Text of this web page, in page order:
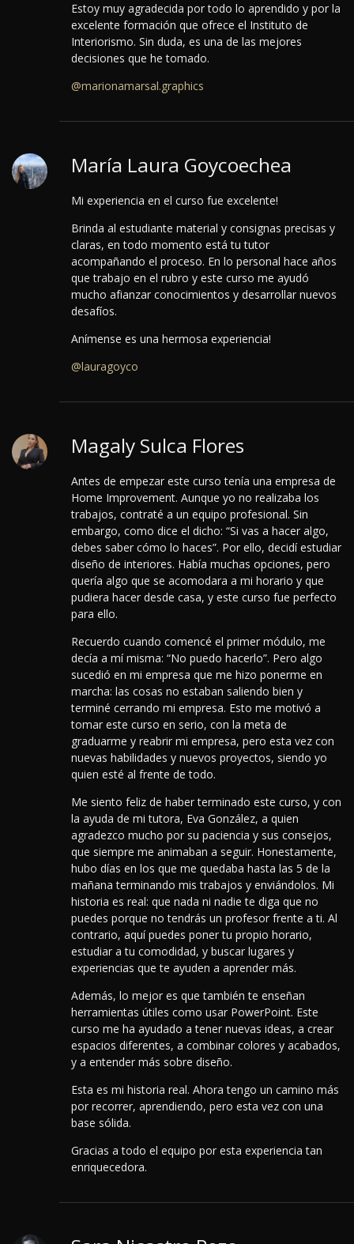
Estoy muy agradecida por todo lo aprendido y por la
excelente formación que ofrece el Instituto de
Interiorismo. Sin duda, es una de las mejores
decisiones que he tomado.
@marionamarsal.graphics
María Laura Goycoechea
Mi experiencia en el curso fue excelente!
Brinda al estudiante material y consignas precisas y
claras, en todo momento está tu tutor
acompañando el proceso. En lo personal hace años
que trabajo en el rubro y este curso me ayudó
mucho afianzar conocimientos y desarrollar nuevos
desafíos.
Anímense es una hermosa experiencia!
@lauragoyco
Magaly Sulca Flores
Antes de empezar este curso tenía una empresa de
Home Improvement. Aunque yo no realizaba los
trabajos, contraté a un equipo profesional. Sin
embargo, como dice el dicho: “Si vas a hacer algo,
debes saber cómo lo haces”. Por ello, decidí estudiar
diseño de interiores. Había muchas opciones, pero
quería algo que se acomodara a mi horario y que
pudiera hacer desde casa, y este curso fue perfecto
para ello.
Recuerdo cuando comencé el primer módulo, me
decía a mí misma: “No puedo hacerlo”. Pero algo
sucedió en mi empresa que me hizo ponerme en
marcha: las cosas no estaban saliendo bien y
terminé cerrando mi empresa. Esto me motivó a
tomar este curso en serio, con la meta de
graduarme y reabrir mi empresa, pero esta vez con
nuevas habilidades y nuevos proyectos, siendo yo
quien esté al frente de todo.
Me siento feliz de haber terminado este curso, y con
la ayuda de mi tutora, Eva González, a quien
agradezco mucho por su paciencia y sus consejos,
que siempre me animaban a seguir. Honestamente,
hubo días en los que me quedaba hasta las 5 de la
mañana terminando mis trabajos y enviándolos. Mi
historia es real: que nada ni nadie te diga que no
puedes porque no tendrás un profesor frente a ti. Al
contrario, aquí puedes poner tu propio horario,
estudiar a tu comodidad, y buscar lugares y
experiencias que te ayuden a aprender más.
Además, lo mejor es que también te enseñan
herramientas útiles como usar PowerPoint. Este
curso me ha ayudado a tener nuevas ideas, a crear
espacios diferentes, a combinar colores y acabados,
y a entender más sobre diseño.
Esta es mi historia real. Ahora tengo un camino más
por recorrer, aprendiendo, pero esta vez con una
base sólida.
Gracias a todo el equipo por esta experiencia tan
enriquecedora.